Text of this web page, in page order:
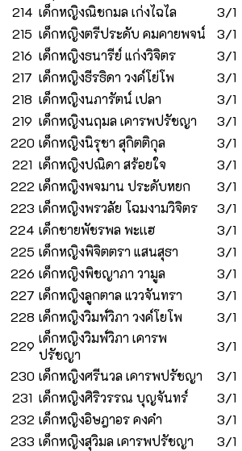
214 เด็กหญิงณิชกมล เก่งไฉไล 3/1
215 เด็กหญิงตรีประดับ คมคายพจน์ 3/1
216 เด็กหญิงธนารีย์ แก่งวิจิตร 3/1
217 เด็กหญิงธีรธิดา วงค์โย่โพ 3/1
218 เด็กหญิงนภารัตน์ เปลา 3/1
219 เด็กหญิงนฤมล เคารพปรัชญา 3/1
220 เด็กหญิงนิรุชา สุกิตติกุล 3/1
221 เด็กหญิงปณิดา สร้อยใจ 3/1
222 เด็กหญิงพจมาน ประดับหยก 3/1
223 เด็กหญิงพรวลัย โฉมงามวิจิตร 3/1
224 เด็กชายพัชรพล พะเเฮ 3/1
225 เด็กหญิงพิจิตตรา แสนสุธา 3/1
226 เด็กหญิงพิชญาภา วามูล 3/1
227 เด็กหญิงลูกตาล แววจันทรา 3/1
228 เด็กหญิงวิมพ์วิภา วงค์โยโพ 3/1
229 เด็กหญิงวิมพ์วิภา เคารพ
ปรัชญา
3/1
230 เด็กหญิงศรีนวล เคารพปรัชญา 3/1
231 เด็กหญิงศิริวรรณ บุญจันทร์ 3/1
232 เด็กหญิงอิษฎาอร คงคำ 3/1
233 เด็กหญิงสุวิมล เคารพปรัชญา 3/1